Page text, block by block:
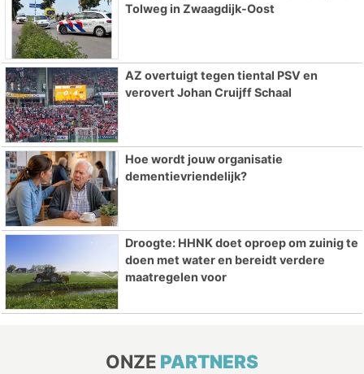
Tolweg in Zwaagdijk-Oost
AZ overtuigt tegen tiental PSV en
verovert Johan Cruijff Schaal
Hoe wordt jouw organisatie
dementievriendelijk?
Droogte: HHNK doet oproep om zuinig te
doen met water en bereidt verdere
maatregelen voor
ONZE PARTNERS